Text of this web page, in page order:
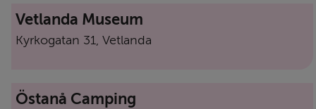
Vetlanda Museum
Kyrkogatan 31, Vetlanda
Östanå Camping